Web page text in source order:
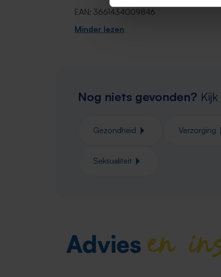
EAN: 3661434009846
Minder lezen
Nog niets gevonden?
Gezondheid Verzorging
Seksualiteit
Adviesen